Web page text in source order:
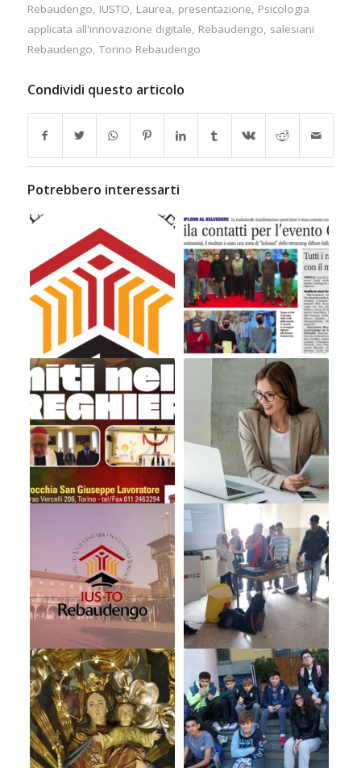
Rebaudengo, IUSTO, Laurea, presentazione, Psicologia
applicata all'innovazione digitale, Rebaudengo, salesiani
Rebaudengo, Torino Rebaudengo
Condividi questo articolo
Potrebbero interessarti